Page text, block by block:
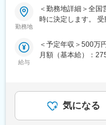
業先へ直行直帰のス
有休取得に関して
長期休暇にも寛容で
営業部門としては全
各エリアごとに平
までのご経験を、
療用画像管理システ
■PACSとは
レントゲン、CT、
■業務概要
医療機器、医療画像
勤務地
＜勤務地詳細＞全
時に決定します。
給与
＜予定年収＞500万
月額（基本給）：
歳/750万円(入社8年
までも目安の金額
す。月給(月額)は固
気になる